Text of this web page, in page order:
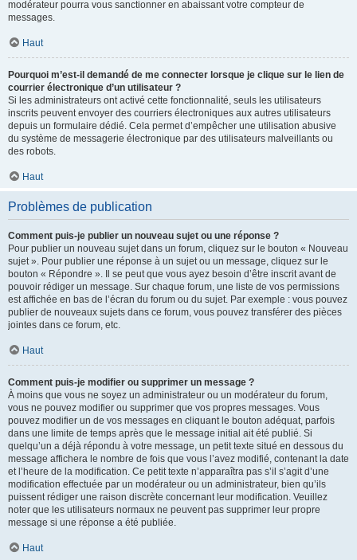
modérateur pourra vous sanctionner en abaissant votre compteur de
messages.
Haut
Pourquoi m’est-il demandé de me connecter lorsque je clique sur le lien de
courrier électronique d’un utilisateur ?
Si les administrateurs ont activé cette fonctionnalité, seuls les utilisateurs
inscrits peuvent envoyer des courriers électroniques aux autres utilisateurs
depuis un formulaire dédié. Cela permet d’empêcher une utilisation abusive
du système de messagerie électronique par des utilisateurs malveillants ou
des robots.
Haut
Problèmes de publication
Comment puis-je publier un nouveau sujet ou une réponse ?
Pour publier un nouveau sujet dans un forum, cliquez sur le bouton « Nouveau
sujet ». Pour publier une réponse à un sujet ou un message, cliquez sur le
bouton « Répondre ». Il se peut que vous ayez besoin d’être inscrit avant de
pouvoir rédiger un message. Sur chaque forum, une liste de vos permissions
est affichée en bas de l’écran du forum ou du sujet. Par exemple : vous pouvez
publier de nouveaux sujets dans ce forum, vous pouvez transférer des pièces
jointes dans ce forum, etc.
Haut
Comment puis-je modifier ou supprimer un message ?
À moins que vous ne soyez un administrateur ou un modérateur du forum,
vous ne pouvez modifier ou supprimer que vos propres messages. Vous
pouvez modifier un de vos messages en cliquant le bouton adéquat, parfois
dans une limite de temps après que le message initial ait été publié. Si
quelqu’un a déjà répondu à votre message, un petit texte situé en dessous du
message affichera le nombre de fois que vous l’avez modifié, contenant la date
et l’heure de la modification. Ce petit texte n’apparaîtra pas s’il s’agit d’une
modification effectuée par un modérateur ou un administrateur, bien qu’ils
puissent rédiger une raison discrète concernant leur modification. Veuillez
noter que les utilisateurs normaux ne peuvent pas supprimer leur propre
message si une réponse a été publiée.
Haut